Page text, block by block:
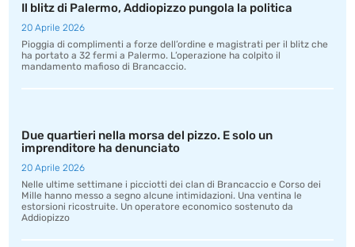
Il blitz di Palermo, Addiopizzo pungola la politica
20 Aprile 2026
Pioggia di complimenti a forze dell’ordine e magistrati per il blitz che
ha portato a 32 fermi a Palermo. L’operazione ha colpito il
mandamento mafioso di Brancaccio.
Due quartieri nella morsa del pizzo. E solo un
imprenditore ha denunciato
20 Aprile 2026
Nelle ultime settimane i picciotti dei clan di Brancaccio e Corso dei
Mille hanno messo a segno alcune intimidazioni. Una ventina le
estorsioni ricostruite. Un operatore economico sostenuto da
Addiopizzo